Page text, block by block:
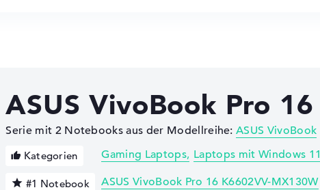
ASUS VivoBook Pro 16
Serie mit 2 Notebooks aus der Modellreihe:ASUS VivoBook
Kategorien Gaming Laptops Laptops mit Windows 11
#1 Notebook ASUS VivoBook Pro 16 K6602VV-MX130W